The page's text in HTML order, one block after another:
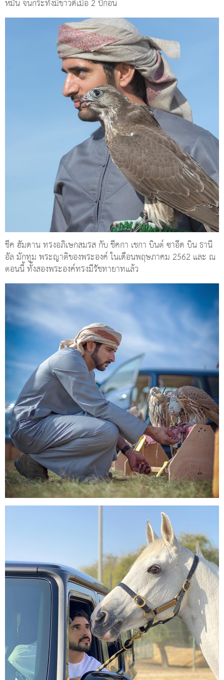
หมั้น จนกระทั่งมีข่าวดีเมื่อ 2 ปีก่อน
ชีค ฮัมดาน ทรงอภิเษกสมรส กับ ชีคกา เชกา บินต์ ซาอีด บิน ธานี
อัล มักทูม พระญาติของพระองค์ ในเดือนพฤษภาคม 2562 และ ณ
ตอนนี้ ทั้งสองพระองค์ทรงมีรัชทายาทแล้ว